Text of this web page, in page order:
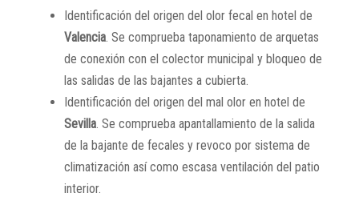
Identificación del origen del olor fecal en hotel de
Valencia. Se comprueba taponamiento de arquetas
de conexión con el colector municipal y bloqueo de
las salidas de las bajantes a cubierta.
Identificación del origen del mal olor en hotel de
Sevilla. Se comprueba apantallamiento de la salida
de la bajante de fecales y revoco por sistema de
climatización así como escasa ventilación del patio
interior.